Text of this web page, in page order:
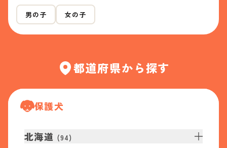
男の子 女の子
都道府県から探す
保護犬
北海道 (94)